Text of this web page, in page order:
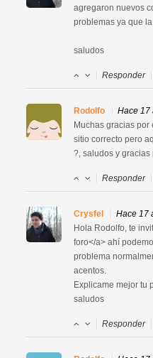
agregaron nuevos
problemas ya que
saludos
Responder
Rodolfo
Hace 17
Muchas gracias
sitio correcto pero
?, saludos y gracias
Responder
Crysfel
Hace 17
Hola Rodolfo, te
foro</a> ahí
problema
acentos.
Explicame mejor tu
saludos
Responder